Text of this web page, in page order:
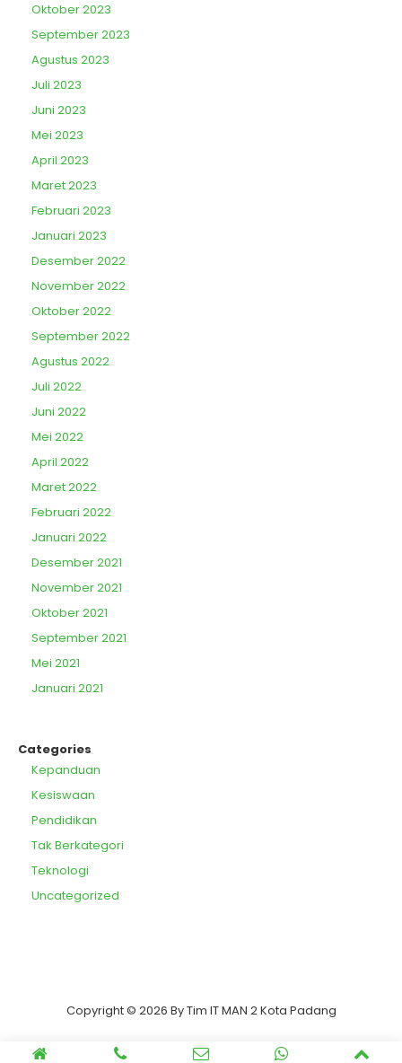
Oktober 2023
September 2023
Agustus 2023
Juli 2023
Juni 2023
Mei 2023
April 2023
Maret 2023
Februari 2023
Januari 2023
Desember 2022
November 2022
Oktober 2022
September 2022
Agustus 2022
Juli 2022
Juni 2022
Mei 2022
April 2022
Maret 2022
Februari 2022
Januari 2022
Desember 2021
November 2021
Oktober 2021
September 2021
Mei 2021
Januari 2021
Categories
Kepanduan
Kesiswaan
Pendidikan
Tak Berkategori
Teknologi
Uncategorized
Copyright © 2026 By Tim IT MAN 2 Kota Padang